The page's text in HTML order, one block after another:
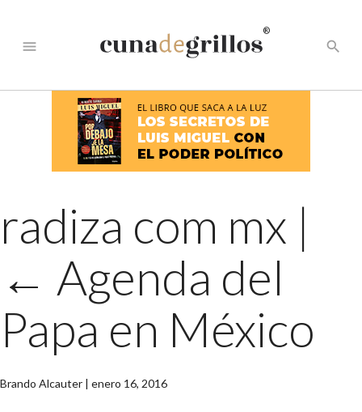
menu
®
search
radiza com mx |
← Agenda del
Papa en México
Brando Alcauter | enero 16, 2016